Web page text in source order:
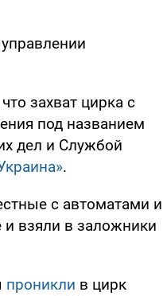
захват цирка с
под названием
дел и Службой
.
с автоматами и
и взяли в заложники
проникли в цирк